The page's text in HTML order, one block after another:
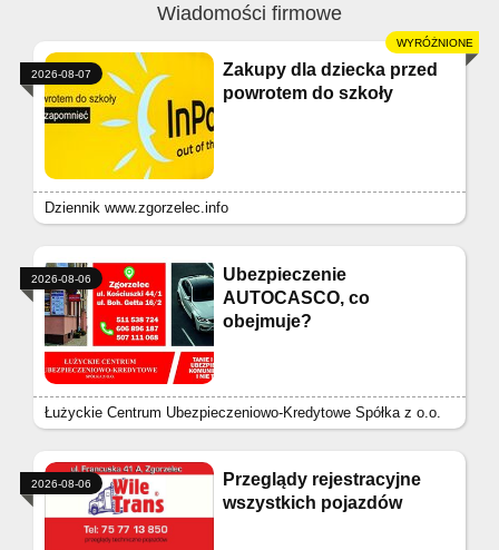
Wiadomości firmowe
Zakupy dla dziecka przed
powrotem do szkoły
Dziennik www.zgorzelec.info
2026-08-07
Ubezpieczenie
AUTOCASCO, co
obejmuje?
Łużyckie Centrum Ubezpieczeniowo-Kredytowe Spółka z o.o.
2026-08-06
Przeglądy rejestracyjne
wszystkich pojazdów
2026-08-06